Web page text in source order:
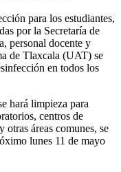
para los estudiantes,
por la Secretaría de
personal docente y
de Tlaxcala (UAT) se
en todos los
hará limpieza para
centros de
otras áreas comunes, se
lunes 11 de mayo